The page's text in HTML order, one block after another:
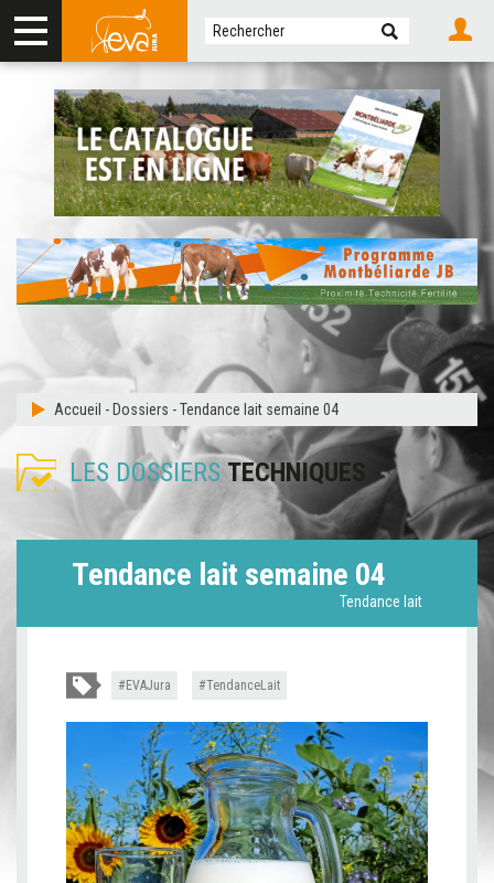
Accueil - Dossiers -Tendance lait semaine 04
LES DOSSIERS TECHNIQUES
Tendance lait semaine 04
Tendance lait
EVAJura TendanceLait